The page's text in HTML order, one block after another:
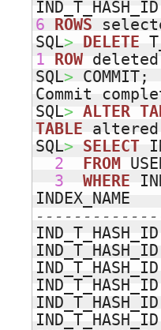
6
ROWS
SQL> DELETE
1
ROW deleted
SQL> COMMIT;
Commit
SQL> ALTER
TABLE altered
SQL> SELECT
2
FROM
3
WHERE